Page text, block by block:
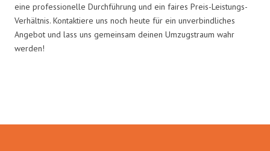
eine professionelle Durchführung und ein faires Preis-Leistungs-
Verhältnis. Kontaktiere uns noch heute für ein unverbindliches
Angebot und lass uns gemeinsam deinen Umzugstraum wahr
werden!